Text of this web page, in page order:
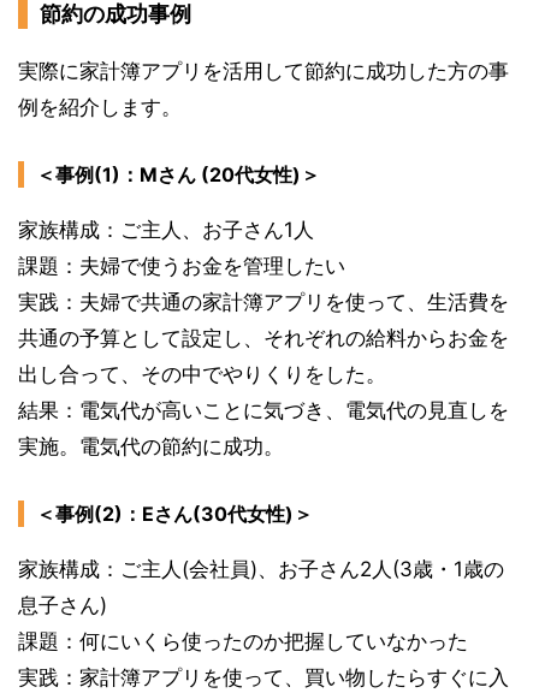
節約の成功事例
実際に家計簿アプリを活用して節約に成功した方の事
例を紹介します。
＜事例(1)：Mさん (20代女性)＞
家族構成：ご主人、お子さん1人
課題：夫婦で使うお金を管理したい
実践：夫婦で共通の家計簿アプリを使って、生活費を
共通の予算として設定し、それぞれの給料からお金を
出し合って、その中でやりくりをした。
結果：電気代が高いことに気づき、電気代の見直しを
実施。電気代の節約に成功。
＜事例(2)：Eさん(30代女性)＞
家族構成：ご主人(会社員)、お子さん2人(3歳・1歳の
息子さん)
課題：何にいくら使ったのか把握していなかった
実践：家計簿アプリを使って、買い物したらすぐに入